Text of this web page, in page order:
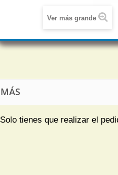
Ver más grande
MÁS
Solo tienes que realizar el